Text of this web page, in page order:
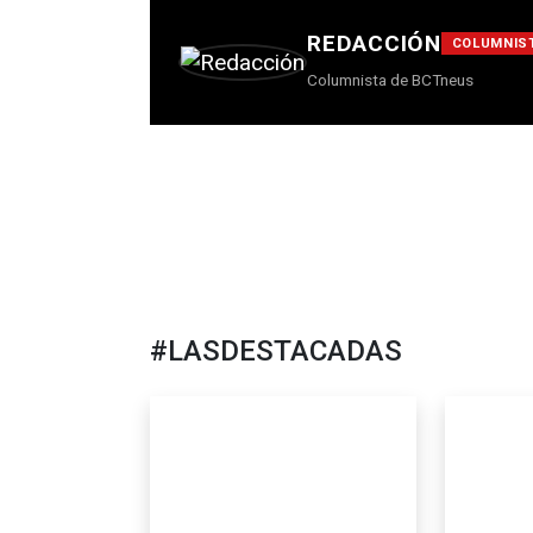
REDACCIÓN
Columnista de BCTneus
#LASDESTACADAS